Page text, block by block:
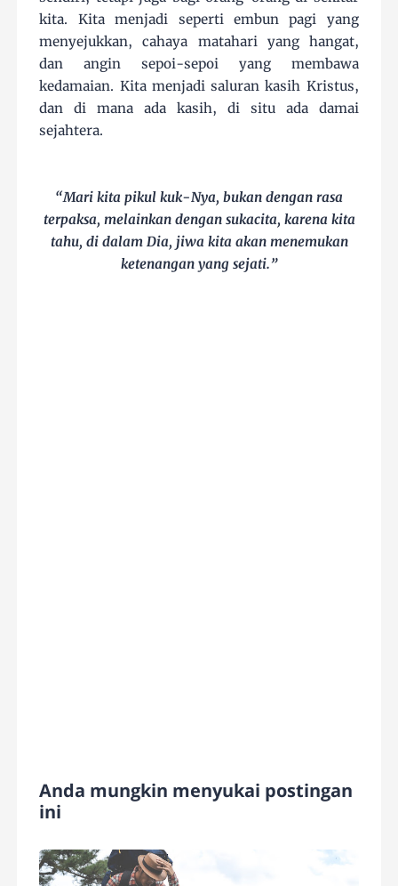
kita. Kita menjadi seperti embun pagi yang
menyejukkan, cahaya matahari yang hangat,
dan angin sepoi-sepoi yang membawa
kedamaian. Kita menjadi saluran kasih Kristus,
dan di mana ada kasih, di situ ada damai
sejahtera.
“Mari kita pikul kuk-Nya, bukan dengan rasa
terpaksa, melainkan dengan sukacita, karena kita
tahu, di dalam Dia, jiwa kita akan menemukan
ketenangan yang sejati.”
Anda mungkin menyukai postingan
ini